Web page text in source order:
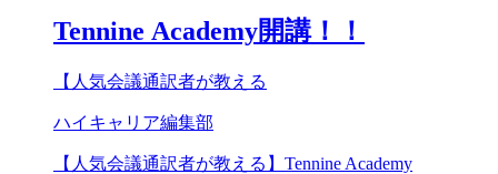
Tennine Academy開講！！
【人気会議通訳者が教える
ハイキャリア編集部
【人気会議通訳者が教える】Tennine Academy